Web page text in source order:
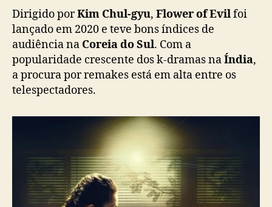
e
m
a
k
e
a
Dirigido porKim Chul-gyu, Flower of Evilfoi
lançado em 2020 e teve bons índices de
audiência na Coreia do Sul. Com a
popularidade crescente dos k-dramas naÍndia,
a procura por remakes está em alta entre os
telespectadores.